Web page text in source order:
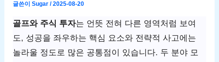
글쓴이Sugar/2025-08-20
골프와 주식 투자는 언뜻 전혀 다른 영역처럼 보여
도, 성공을 좌우하는 핵심 요소와 전략적 사고에는
놀라울 정도로 많은 공통점이 있습니다. 두 분야 모